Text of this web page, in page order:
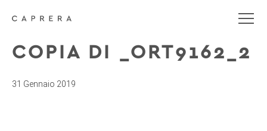
COPIA DI _ORT9162_2
31 Gennaio 2019